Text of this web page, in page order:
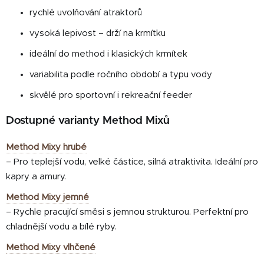
rychlé uvolňování atraktorů
vysoká lepivost – drží na krmítku
ideální do method i klasických krmítek
variabilita podle ročního období a typu vody
skvělé pro sportovní i rekreační feeder
Dostupné varianty Method Mixů
Method Mixy hrubé
– Pro teplejší vodu, velké částice, silná atraktivita. Ideální pro
kapry a amury.
Method Mixy jemné
– Rychle pracující směsi s jemnou strukturou. Perfektní pro
chladnější vodu a bílé ryby.
Method Mixy vlhčené